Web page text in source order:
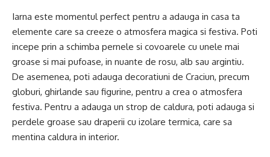
Iarna este momentul perfect pentru a adauga in casa ta
elemente care sa creeze o atmosfera magica si festiva. Poti
incepe prin a schimba pernele si covoarele cu unele mai
groase si mai pufoase, in nuante de rosu, alb sau argintiu.
De asemenea, poti adauga decoratiuni de Craciun, precum
globuri, ghirlande sau figurine, pentru a crea o atmosfera
festiva. Pentru a adauga un strop de caldura, poti adauga si
perdele groase sau draperii cu izolare termica, care sa
mentina caldura in interior.